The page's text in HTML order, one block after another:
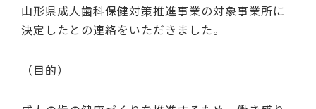
山形県成人歯科保健対策推進事業の対象事業所に
決定したとの連絡をいただきました。
（目的）